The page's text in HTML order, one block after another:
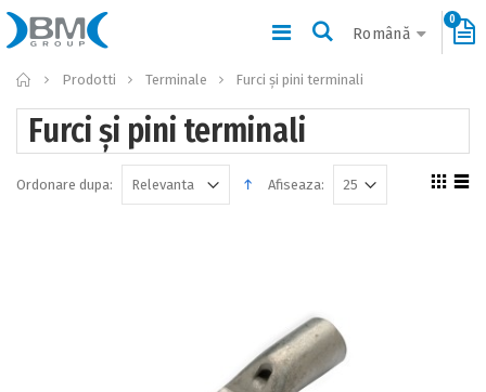
Română
0
Home
Prodotti Terminale Furci și pini terminali
Furci și pini terminali
Ordonare dupa: Afiseaza: